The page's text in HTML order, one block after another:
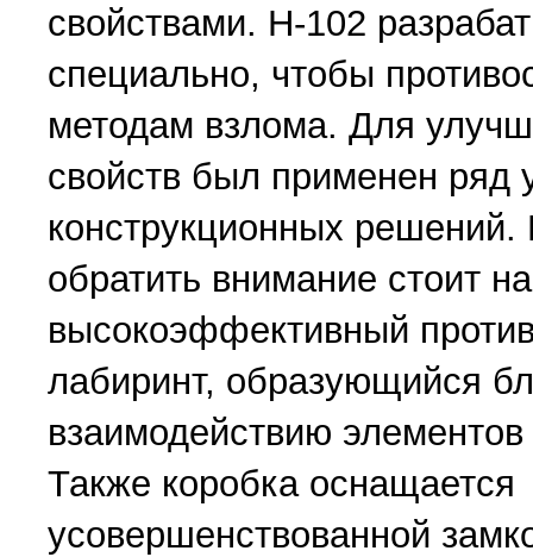
свойствами. Н-102
специально, чтобы
методам взлома. Для
свойств был применен ряд
конструкционных
обратить внимание стоит на
высокоэффективный
лабиринт, образующийся
взаимодействию
Также коробка оснащается
усовершенствованной